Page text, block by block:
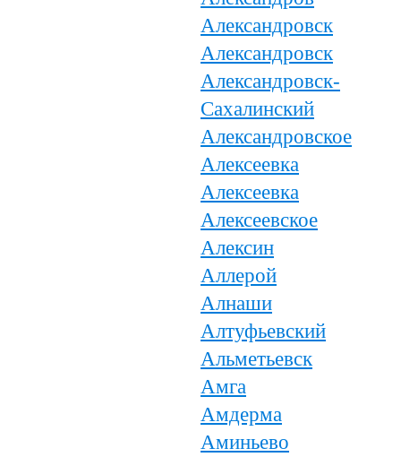
Александровск
Александровск
Александровск-
Сахалинский
Александровское
Алексеевка
Алексеевка
Алексеевское
Алексин
Аллерой
Алнаши
Алтуфьевский
Альметьевск
Амга
Амдерма
Аминьево